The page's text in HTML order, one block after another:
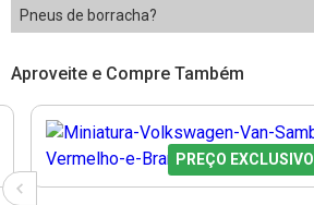
Pneus de borracha?
Aproveite e Compre Também
PREÇO EXCLUSIVO